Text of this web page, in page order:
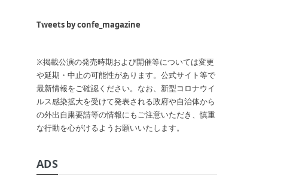
Tweets by confe_magazine
※掲載公演の発売時期および開催等については変更
や延期・中止の可能性があります。公式サイト等で
最新情報をご確認ください。なお、新型コロナウイ
ルス感染拡大を受けて発表される政府や自治体から
の外出自粛要請等の情報にもご注意いただき、慎重
な行動を心がけるようお願いいたします。
ADS